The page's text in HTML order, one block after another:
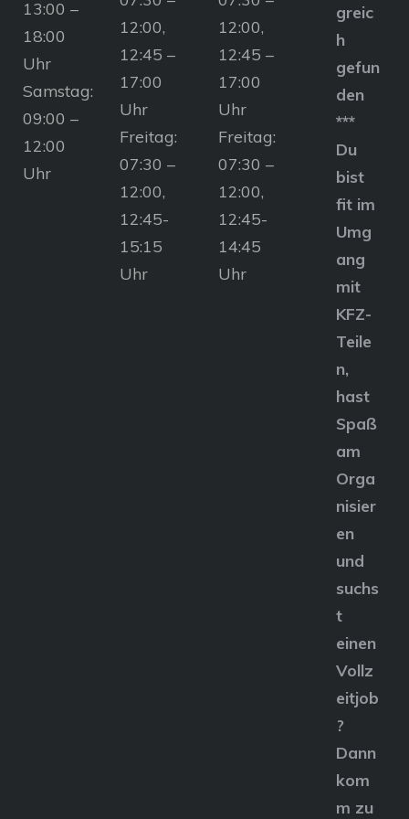
13:00 –
18:00
Uhr
Samstag:
09:00 –
12:00
Uhr
12:00,
12:45 –
17:00
Uhr
Freitag:
07:30 –
12:00,
12:45-
15:15
Uhr
12:00,
12:45 –
17:00
Uhr
Freitag:
07:30 –
12:00,
12:45-
14:45
Uhr
greic
h
gefun
den
***
Du
bist
fit im
Umg
ang
mit
KFZ-
Teile
n,
hast
Spaß
am
Orga
nisier
en
und
suchs
t
einen
Vollz
eitjob
?
Dann
kom
m zu